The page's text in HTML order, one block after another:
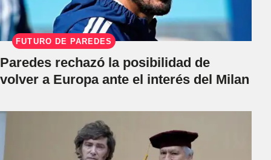
FUTURO DE PAREDES
Paredes rechazó la posibilidad de
volver a Europa ante el interés del Milan